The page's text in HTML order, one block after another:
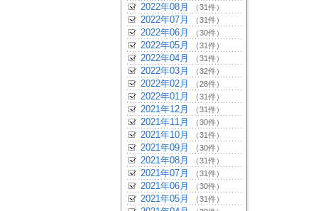
2022年08月 （31件）
2022年07月 （31件）
2022年06月 （30件）
2022年05月 （31件）
2022年04月 （31件）
2022年03月 （32件）
2022年02月 （28件）
2022年01月 （31件）
2021年12月 （31件）
2021年11月 （30件）
2021年10月 （31件）
2021年09月 （30件）
2021年08月 （31件）
2021年07月 （31件）
2021年06月 （30件）
2021年05月 （31件）